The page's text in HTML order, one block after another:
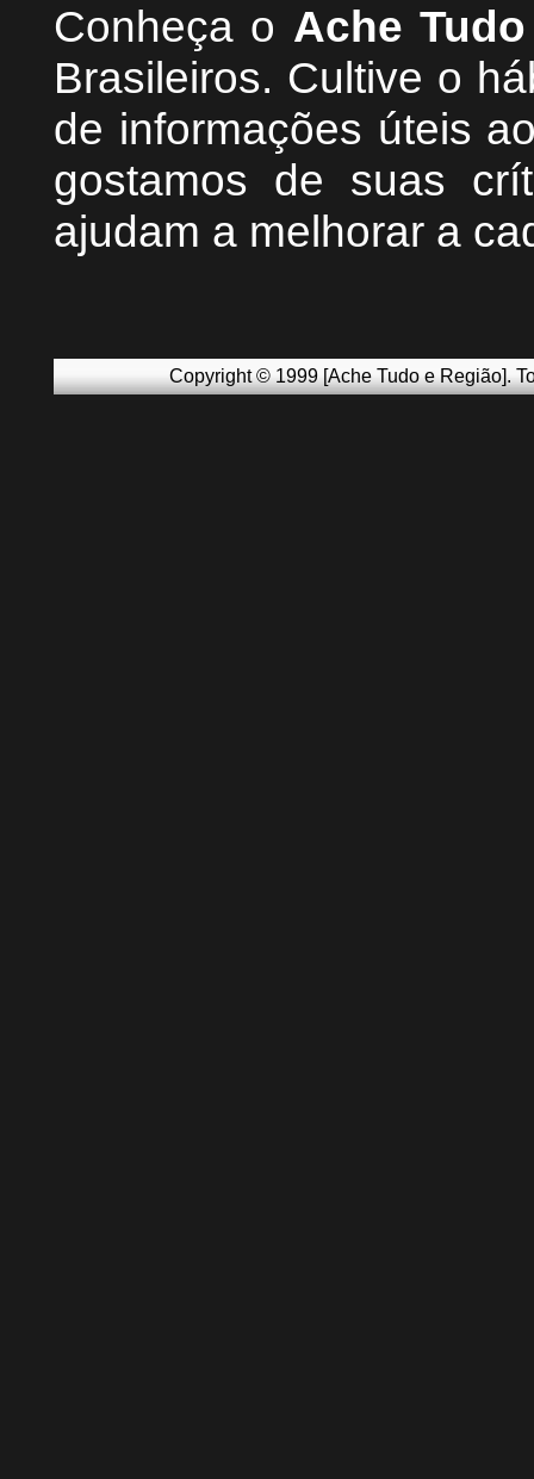
Conheça o Ache
Brasileiros. Cultive o
de informações úteis
gostamos de suas
ajudam a melhorar a
Copyright © 1999 [Ache Tudo e Região].